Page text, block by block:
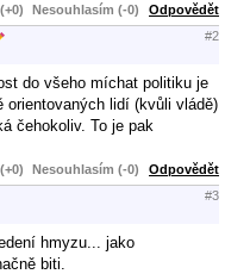
Nesouhlasím (-0) Odpovědět
#2
do všeho míchat politiku je
lidí (kvůli vládě)
čehokoliv. To je pak
Nesouhlasím (-0) Odpovědět
#3
hmyzu... jako
biti.